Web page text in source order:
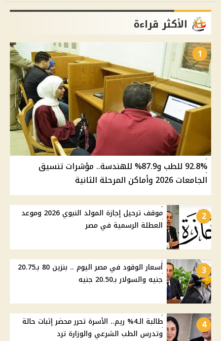
الأكثر قراءة
1
92.8% للطب و87.9% للهندسة.. مؤشرات تنسيق
الجامعات 2026 وأماكن المرحلة الثانية
2
موقف ترحيل إجازة المولد النبوي 2026 وموعد
العطلة الرسمية في مصر
3
أسعار الوقود في مصر اليوم .. بنزين 80 بـ20.75
جنيه والسولار بـ20.50 جنيه
4
طالبة الـ4% ريم.. الأسرة تحرر محضر إثبات حالة
وتدرس الطب الشرعي والوزارة ترد